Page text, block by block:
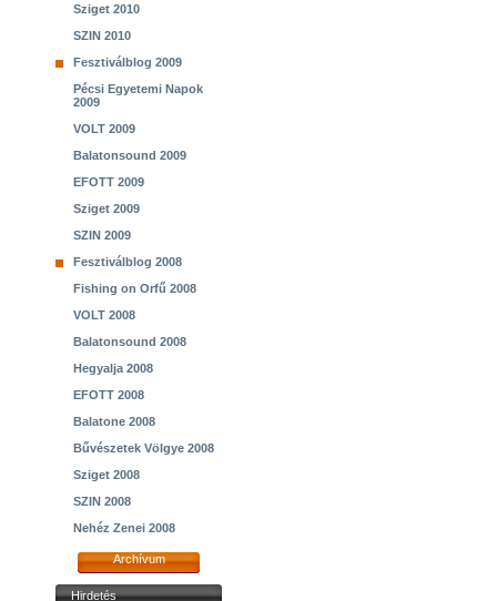
Sziget 2010
SZIN 2010
Fesztiválblog 2009
Pécsi Egyetemi Napok
2009
VOLT 2009
Balatonsound 2009
EFOTT 2009
Sziget 2009
SZIN 2009
Fesztiválblog 2008
Fishing on Orfű 2008
VOLT 2008
Balatonsound 2008
Hegyalja 2008
EFOTT 2008
Balatone 2008
Bűvészetek Völgye 2008
Sziget 2008
SZIN 2008
Nehéz Zenei 2008
Archívum
Hirdetés